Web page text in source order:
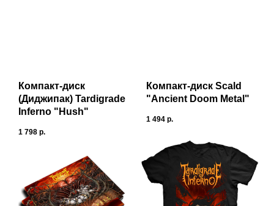
Компакт-диск
(Диджипак) Tardigrade
Inferno "Hush"
1 798 р.
Компакт-диск Scald
"Ancient Doom Metal"
1 494 р.